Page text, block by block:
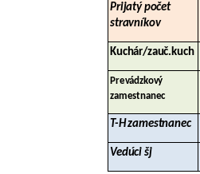
Prijatý počet
stravníkov
Kuchár/zauč.kuch
Prevádzkový
zamestnanec
T-H zamestnanec
Vedúci šj